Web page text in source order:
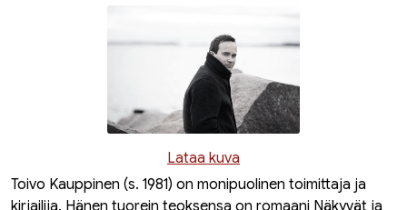
Lataa kuva
Toivo Kauppinen (s. 1981) on monipuolinen toimittaja ja
kirjailija. Hänen tuorein teoksensa on romaani Näkyvät ja